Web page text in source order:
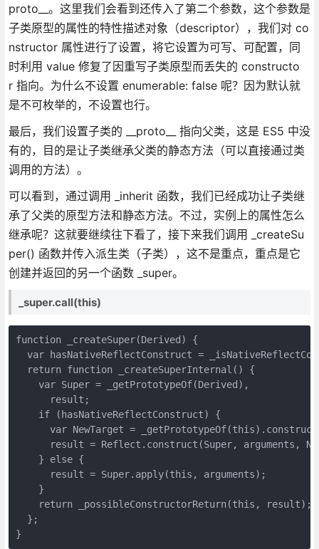
proto__。这里我们会看到还传入了第二个参数，这个参数是
子类原型的属性的特性描述对象（descriptor），我们对 co
nstructor 属性进行了设置，将它设置为可写、可配置，同
时利用 value 修复了因重写子类原型而丢失的 constructo
r 指向。为什么不设置 enumerable: false 呢？因为默认就
是不可枚举的，不设置也行。
最后，我们设置子类的 __proto__ 指向父类，这是 ES5 中没
有的，目的是让子类继承父类的静态方法（可以直接通过类
调用的方法）。
可以看到，通过调用 _inherit 函数，我们已经成功让子类继
承了父类的原型方法和静态方法。不过，实例上的属性怎么
继承呢？这就要继续往下看了，接下来我们调用 _createSu
per() 函数并传入派生类（子类），这不是重点，重点是它
创建并返回的另一个函数 _super。
_super.call(this)
function _createSuper(Derived) {
var hasNativeReflectConstruct =
  return function _createSuperInternal() {
    var Super = _getPrototypeOf(Derived),
      result;
    if (hasNativeReflectConstruct) {
var NewTarget =
result = Reflect.construct(Super, arguments,
    } else {
      result = Super.apply(this, arguments);
    }
    return _possibleConstructorReturn(this, result);
  };
}